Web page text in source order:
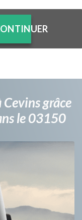
grâce
le 03150